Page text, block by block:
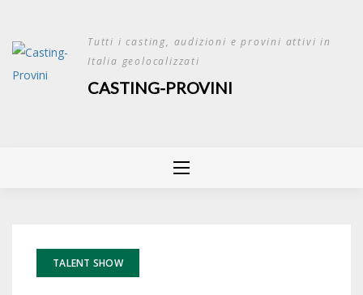
content
Tutti i casting, audizioni e provini attivi in
Italia geolocalizzati
CASTING-PROVINI
TALENT SHOW